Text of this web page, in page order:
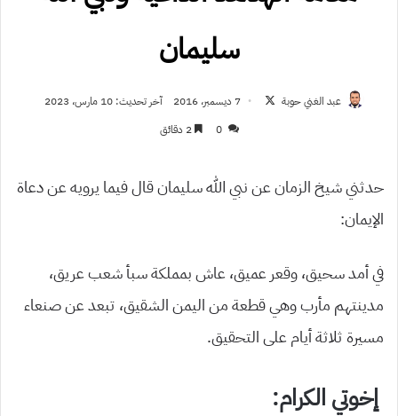
سليمان
عبد الغني حوبة 7 ديسمبر، 2016
آخر تحديث: 10 مارس، 2023
0
2 دقائق
حدثني شيخ الزمان عن نبي الله سليمان قال فيما يرويه عن دعاة
الإيمان:
في أمد سحيق، وقعر عميق، عاش بمملكة سبأ شعب عريق،
مدينتهم مأرب وهي قطعة من اليمن الشقيق، تبعد عن صنعاء
مسيرة ثلاثة أيام على التحقيق.
إخوتي الكرام: